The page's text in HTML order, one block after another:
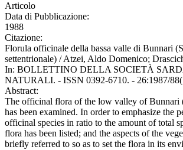
Articolo
Data di Pubblicazione:
1988
Citazione:
Florula officinale della bassa valle di Bunnari
settentrionale) / Atzei, Aldo Domenico;
In: BOLLETTINO DELLA SOCIETÀ
NATURALI. - ISSN 0392-6710. - 26:1987/
Abstract:
The officinal flora of the low valley of Bunnari
has been examined. In order to emphasize the
officinal species in ratio to the amount of total
flora has been listed; and the aspects of the
briefly referred to so as to set the flora in its